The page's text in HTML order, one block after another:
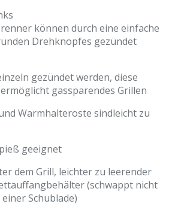
können durch eine einfache
Drehknopfes gezündet
gezündet werden, diese
gassparendes Grillen
Warmhalteroste sindleicht zu
geeignet
dem Grill, leichter zu leerender
(schwappt nicht
Schublade)